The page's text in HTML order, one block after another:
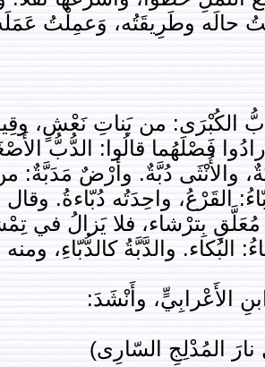
حالَه وطَرِيقَتُه، وَعمِلْتُ
الكُبْرَى: من بَناتِ نَعْشٍ،
فَصْلَهُما قالُوا: الدُّبُّ
والأُنْثَى دُبَّةٌ. وأرْضٌ مَدَبَّةٌ: من
القَرْعُ، واحِدَتُه دُبّاءةُ.
مُعَلَّقِ بِترْشاء، فلا يَزالُ في
والدَّبَّةُ كالدُّبّاءِ،
الأَعْرابِيٍّ، وأَنْشَدَ:
المُدْلِجِ السّارِى)